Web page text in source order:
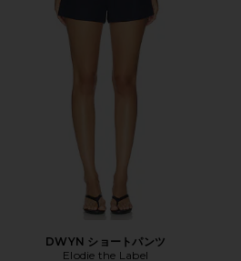
DWYN ショートパンツ
Elodie the Label